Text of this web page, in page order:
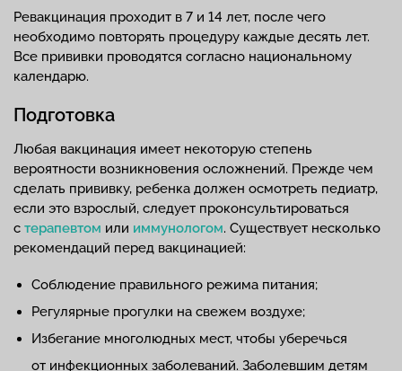
Ревакцинация проходит в 7 и 14 лет, после чего
необходимо повторять процедуру каждые десять лет.
Все прививки проводятся согласно национальному
календарю.
Подготовка
Любая вакцинация имеет некоторую степень
вероятности возникновения осложнений. Прежде чем
сделать прививку, ребенка должен осмотреть педиатр,
если это взрослый, следует проконсультироваться
с терапевтом или иммунологом. Существует несколько
рекомендаций перед вакцинацией:
Соблюдение правильного режима питания;
Регулярные прогулки на свежем воздухе;
Избегание многолюдных мест, чтобы уберечься
от инфекционных заболеваний. Заболевшим детям